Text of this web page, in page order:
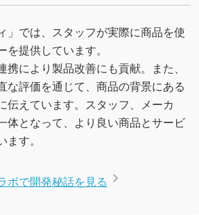
」では、スタッフが実際に商品を使
提供しています。
携により製品改善にも貢献。また、
な評価を通じて、商品の背景にある
伝えています。スタッフ、メーカ
体となって、より良い商品とサービ
す。
ボで開発秘話を見る